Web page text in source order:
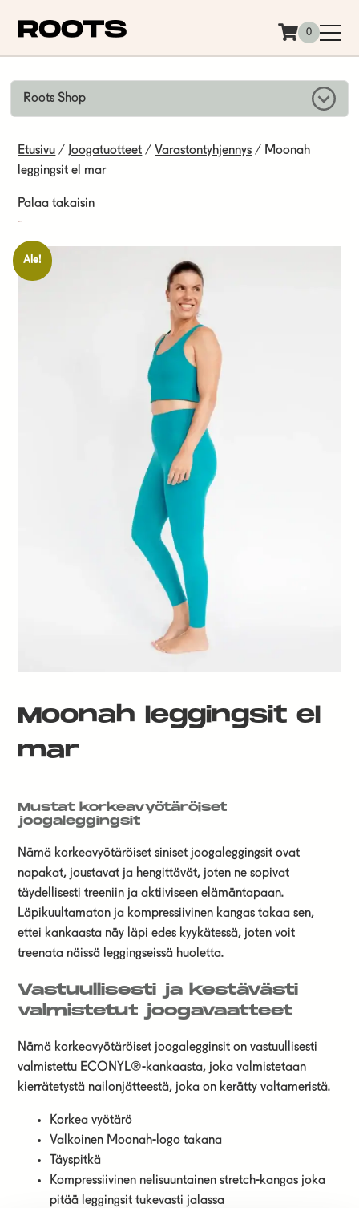
0
Roots Shop
Etusivu / Joogatuotteet / Varastontyhjennys / Moonah
leggingsit el mar
Palaa takaisin
Ale!
Moonah leggingsit el
mar
Mustat korkeavyötäröiset
joogaleggingsit
Nämä korkeavyötäröiset siniset joogaleggingsit ovat
napakat, joustavat ja hengittävät, joten ne sopivat
täydellisesti treeniin ja aktiiviseen elämäntapaan.
Läpikuultamaton ja kompressiivinen kangas takaa sen,
ettei kankaasta näy läpi edes kyykätessä, joten voit
treenata näissä leggingseissä huoletta.
Vastuullisesti ja kestävästi
valmistetut joogavaatteet
Nämä korkeavyötäröiset joogalegginsit on vastuullisesti
valmistettu ECONYL®-kankaasta, joka valmistetaan
kierrätetystä nailonjätteestä, joka on kerätty valtameristä.
Korkea vyötärö
Valkoinen Moonah-logo takana
Täyspitkä
Kompressiivinen nelisuuntainen stretch-kangas joka
pitää leggingsit tukevasti jalassa